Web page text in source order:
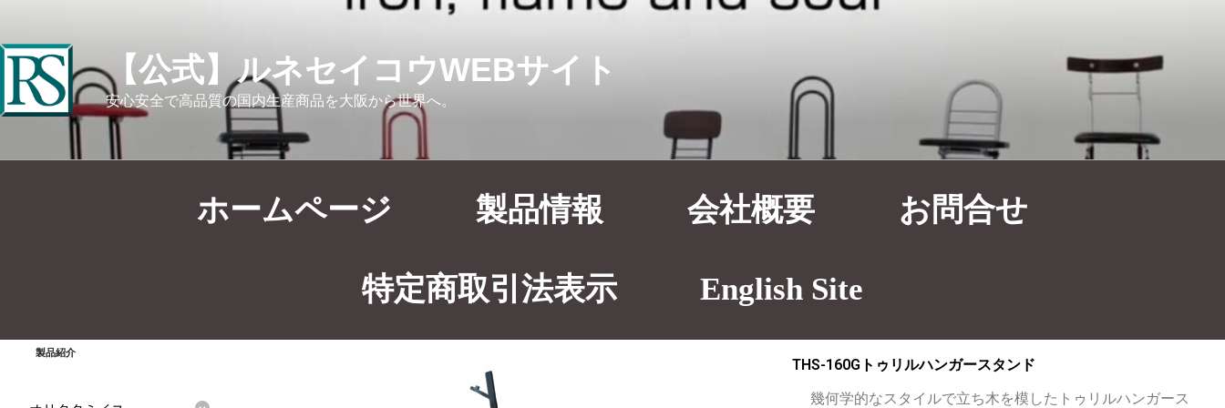
【公式】ルネセイコウWEBサイト
安心安全で高品質の国内生産商品を大阪から世界へ。
ホームページ 製品情報 会社概要 お問合せ
特定商取引法表示 English Site
THS-160Gトゥリルハンガースタンド
幾何学的なスタイルで立ち木を模したトゥリルハンガース
製品紹介